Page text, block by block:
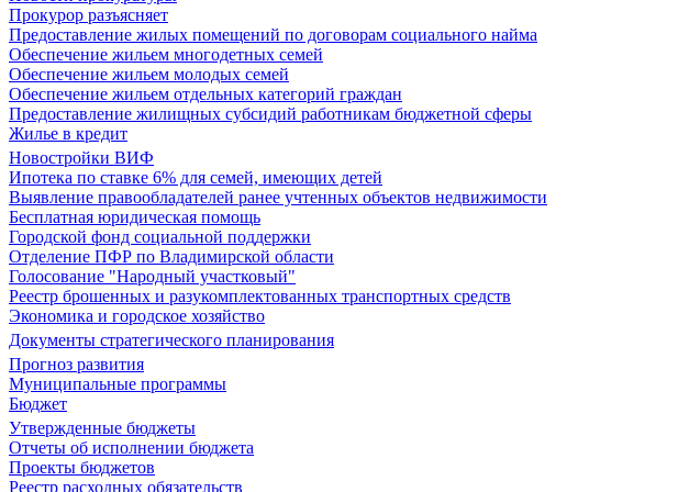
Прокурор разъясняет
Предоставление жилых помещений по договорам социального найма
Обеспечение жильем многодетных семей
Обеспечение жильем молодых семей
Обеспечение жильем отдельных категорий граждан
Предоставление жилищных субсидий работникам бюджетной сферы
Жилье в кредит
Новостройки ВИФ
Ипотека по ставке 6% для семей, имеющих детей
Выявление правообладателей ранее учтенных объектов недвижимости
Бесплатная юридическая помощь
Городской фонд социальной поддержки
Отделение ПФР по Владимирской области
Голосование "Народный участковый"
Реестр брошенных и разукомплектованных транспортных средств
Экономика и городское хозяйство
Документы стратегического планирования
Прогноз развития
Муниципальные программы
Бюджет
Утвержденные бюджеты
Отчеты об исполнении бюджета
Проекты бюджетов
Реестр расходных обязательств